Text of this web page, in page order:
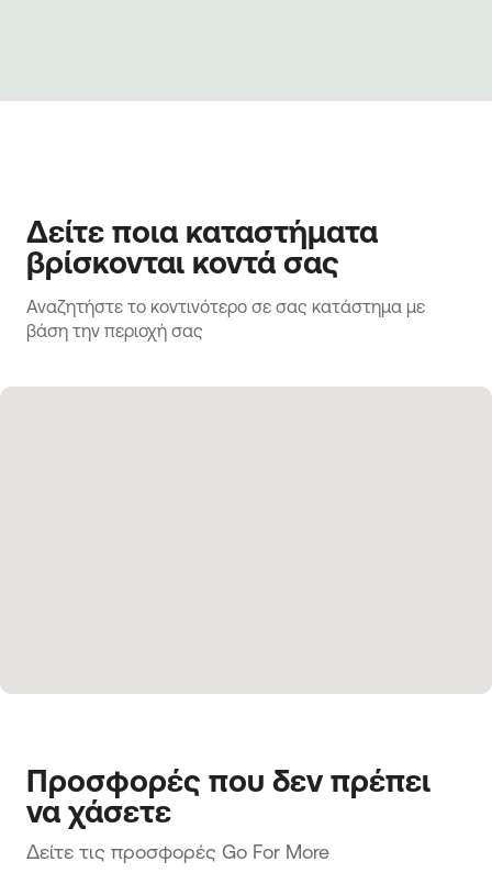
Δείτε ποια καταστήματα
βρίσκονται κοντά σας
Αναζητήστε το κοντινότερο σε σας κατάστημα με
βάση την περιοχή σας
Προσφορές που δεν πρέπει
να χάσετε
Δείτε τις προσφορές Go For More